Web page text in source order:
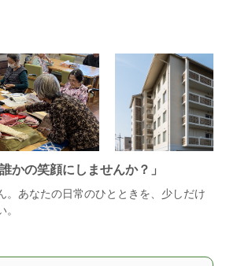
かの笑顔にしませんか？」
。あなたの日常のひとときを、少しだけ